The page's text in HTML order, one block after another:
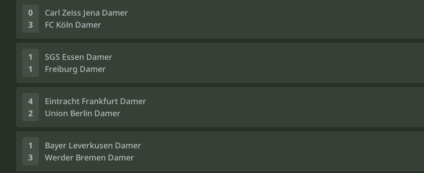
0
3
Carl Zeiss Jena Damer
FC Köln Damer
1
1
SGS Essen Damer
Freiburg Damer
4
2
Eintracht Frankfurt Damer
Union Berlin Damer
1
3
Bayer Leverkusen Damer
Werder Bremen Damer